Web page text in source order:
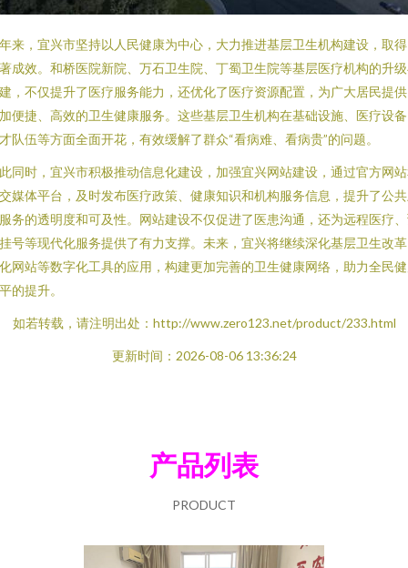
来，宜兴市坚持以人民健康为中心，大力推进基层卫生机构建设，取
成效。和桥医院新院、万石卫生院、丁蜀卫生院等基层医疗机构的升
，不仅提升了医疗服务能力，还优化了医疗资源配置，为广大居民提
便捷、高效的卫生健康服务。这些基层卫生机构在基础设施、医疗设
队伍等方面全面开花，有效缓解了群众“看病难、看病贵”的问题。
同时，宜兴市积极推动信息化建设，加强宜兴网站建设，通过官方网
媒体平台，及时发布医疗政策、健康知识和机构服务信息，提升了公
务的透明度和可及性。网站建设不仅促进了医患沟通，还为远程医疗
号等现代化服务提供了有力支撑。未来，宜兴将继续深化基层卫生改
网站等数字化工具的应用，构建更加完善的卫生健康网络，助力全民
的提升。
如若转载，请注明出处：http://www.zero123.net/product/233.html
更新时间：2026-08-06 13:36:24
产品列表
PRODUCT